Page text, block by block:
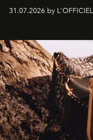
monumentales et
américain investit les
sculpture.
31.07.2026 by